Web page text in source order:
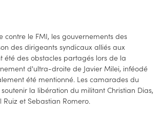
contre le FMI, les gouvernements des
des dirigeants syndicaux alliés aux
été des obstacles partagés lors de la
d'ultra-droite de Javier Milei, inféodé
été mentionné. Les camarades du
la libération du militant Christian Dias,
et Sebastian Romero.